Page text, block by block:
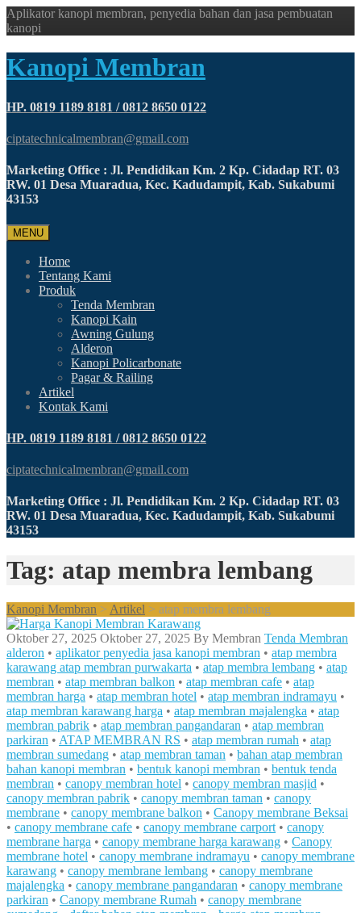
Aplikator kanopi membran, penyedia bahan dan jasa pembuatan
kanopi
Kanopi Membran
HP. 0819 1189 8181 / 0812 8650 0122
ciptatechnicalmembran@gmail.com
Marketing Office : Jl. Pendidikan Km. 2 Kp. Cidadap RT. 03
RW. 01 Desa Muaradua, Kec. Kadudampit, Kab. Sukabumi
43153
MENU
Home
Tentang Kami
Produk
Tenda Membran
Kanopi Kain
Awning Gulung
Alderon
Kanopi Policarbonate
Pagar & Railing
Artikel
Kontak Kami
HP. 0819 1189 8181 / 0812 8650 0122
ciptatechnicalmembran@gmail.com
Marketing Office : Jl. Pendidikan Km. 2 Kp. Cidadap RT. 03
RW. 01 Desa Muaradua, Kec. Kadudampit, Kab. Sukabumi
43153
Tag: atap membra lembang
Kanopi Membran > Artikel > atap membra lembang
Oktober 27, 2025 Oktober 27, 2025 By Membran Tenda Membran
alderon • aplikator penyedia jasa kanopi membran • atap membra
karawang atap membran purwakarta • atap membra lembang • atap
membran • atap membran balkon • atap membran cafe • atap
membran harga • atap membran hotel • atap membran indramayu •
atap membran karawang harga • atap membran majalengka • atap
membran pabrik • atap membran pangandaran • atap membran
parkiran • ATAP MEMBRAN RS • atap membran rumah • atap
membran sumedang • atap membran taman • bahan atap membran
bahan kanopi membran • bentuk kanopi membran • bentuk tenda
membran • canopy membran hotel • canopy membran masjid •
canopy membran pabrik • canopy membran taman • canopy
membrane • canopy membrane balkon • Canopy membrane Beksai
• canopy membrane cafe • canopy membrane carport • canopy
membrane harga • canopy membrane harga karawang • Canopy
membrane hotel • canopy membrane indramayu • canopy membrane
karawang • canopy membrane lembang • canopy membrane
majalengka • canopy membrane pangandaran • canopy membrane
parkiran • Canopy membrane Rumah • canopy membrane